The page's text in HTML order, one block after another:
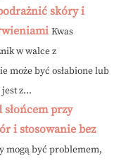
skóry i
Kwas
w walce z
może być osłabione lub
z...
przy
i stosowanie bez
mogą być problemem,